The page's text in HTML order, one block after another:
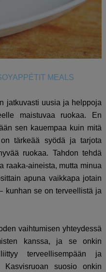
MEALS
jatkuvasti uusia ja helppoja
maistuvaa ruokaa. En
sen kauempaa kuin mitä
tärkeää syödä ja tarjota
ruokaa. Tahdon tehdä
raaka-aineista, mutta minua
apuna vaikkapa jotain
kunhan se on terveellistä ja
vaihtumisen yhteydessä
kanssa, ja se onkin
terveellisempään ja
Kasvisruoan suosio onkin